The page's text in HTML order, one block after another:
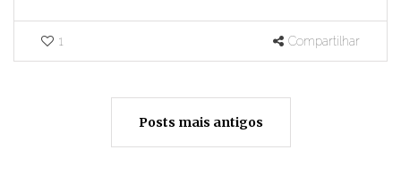
1 Compartilhar
Posts mais antigos